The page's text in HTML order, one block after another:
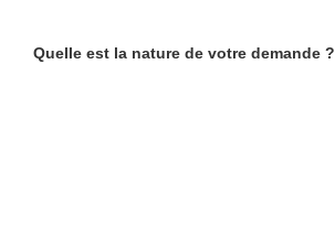
Quelle est la nature de votre demande ?